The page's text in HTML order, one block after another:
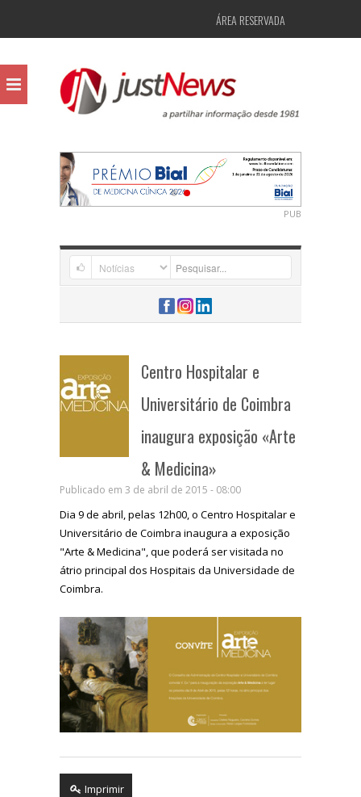
ÁREA RESERVADA
PUB
Centro Hospitalar e
Universitário de Coimbra
inaugura exposição «Arte
& Medicina»
Publicado em 3 de abril de 2015 - 08:00
Dia 9 de abril, pelas 12h00, o Centro Hospitalar e
Universitário de Coimbra inaugura a exposição
"Arte & Medicina", que poderá ser visitada no
átrio principal dos Hospitais da Universidade de
Coimbra.
Imprimir